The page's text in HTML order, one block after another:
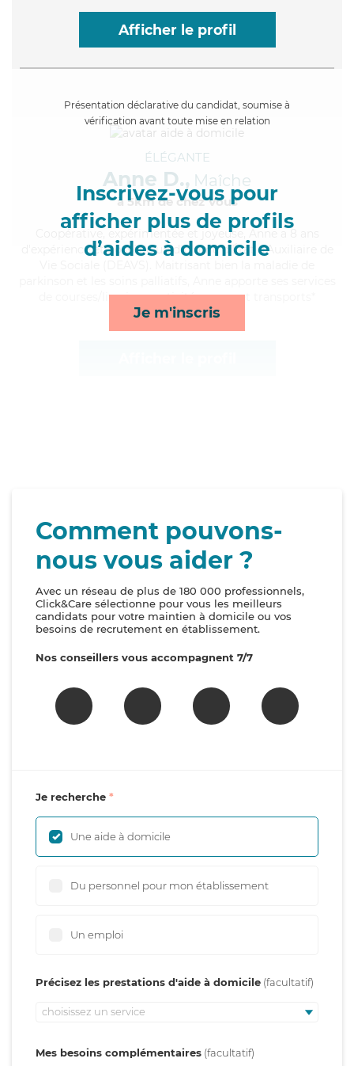
Afficher le profil
Présentation déclarative du candidat, soumise à
vérification avant toute mise en relation
Inscrivez-vous pour
afficher plus de profils
d’aides à domicile
Je m'inscris
ÉLÉGANTE
Anne D., Maîche
à 5km de chez Vous
, expérimentée et joyeuse, Anne a 8 ans
d'expérience et possède un diplôme d'État d'Auxiliaire de
de courses/livraison, activités, repas et transports*
Comment pouvons-
nous vous aider ?
Avec un réseau de plus de 180 000 professionnels,
Click&Care sélectionne pour vous les meilleurs
candidats pour votre maintien à domicile ou vos
besoins de recrutement en établissement.
Nos conseillers vous accompagnent 7/7
Je recherche
Une aide à domicile
Du personnel pour mon établissement
Un emploi
Précisez les prestations d'aide à domicile
choisissez un service
Mes besoins complémentaires